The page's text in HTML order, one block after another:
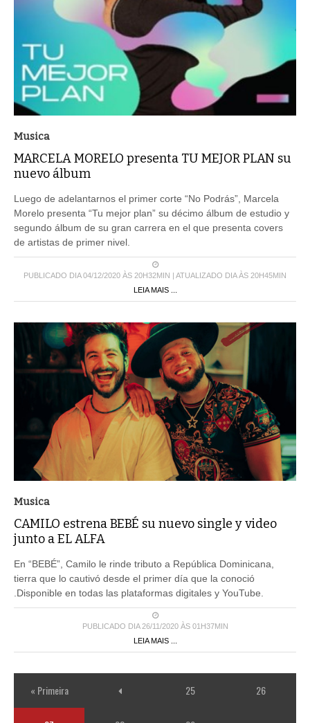
Musica
MARCELA MORELO presenta TU MEJOR PLAN su
nuevo álbum
Luego de adelantarnos el primer corte “No Podrás”, Marcela
Morelo presenta “Tu mejor plan” su décimo álbum de estudio y
segundo álbum de su gran carrera en el que presenta covers
de artistas de primer nivel.
PUBLICADO DIA 04/12/2020 ÀS 20H32MIN | ATUALIZADO DIA ÀS 20H45MIN
LEIA MAIS ...
Musica
CAMILO estrena BEBÉ su nuevo single y video
junto a EL ALFA
En “BEBÉ”, Camilo le rinde tributo a República Dominicana,
tierra que lo cautivó desde el primer día que la conoció
.Disponible en todas las plataformas digitales y YouTube.
PUBLICADO DIA 26/11/2020 ÀS 01H37MIN
LEIA MAIS ...
« Primeira 25 26